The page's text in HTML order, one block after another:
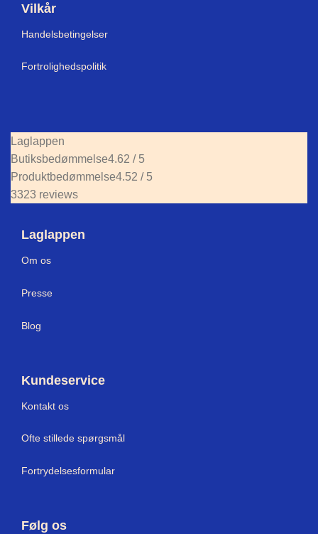
Vilkår
Handelsbetingelser
Fortrolighedspolitik
Laglappen
Butiksbedømmelse4.62 / 5
Produktbedømmelse4.52 / 5
3323 reviews
Laglappen
Om os
Presse
Blog
Kundeservice
Kontakt os
Ofte stillede spørgsmål
Fortrydelsesformular
Følg os